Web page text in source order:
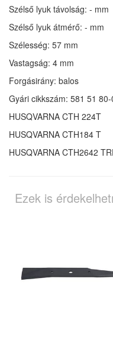
Szélső lyuk távolság: - mm
Szélső lyuk átmérő: - mm
Szélesség: 57 mm
Vastagság: 4 mm
Forgásirány: balos
Gyári cikkszám: 581 51 80-
HUSQVARNA CTH 224T
HUSQVARNA CTH184 T
HUSQVARNA CTH2642
Ezek is